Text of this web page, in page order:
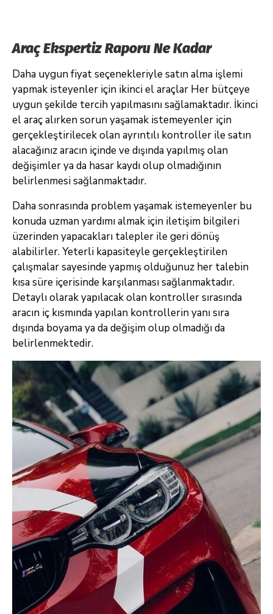
Araç Ekspertiz Raporu Ne Kadar
Daha uygun fiyat seçenekleriyle satın alma işlemi
yapmak isteyenler için ikinci el araçlar Her bütçeye
uygun şekilde tercih yapılmasını sağlamaktadır. İkinci
el araç alırken sorun yaşamak istemeyenler için
gerçekleştirilecek olan ayrıntılı kontroller ile satın
alacağınız aracın içinde ve dışında yapılmış olan
değişimler ya da hasar kaydı olup olmadığının
belirlenmesi sağlanmaktadır.
Daha sonrasında problem yaşamak istemeyenler bu
konuda uzman yardımı almak için iletişim bilgileri
üzerinden yapacakları talepler ile geri dönüş
alabilirler. Yeterli kapasiteyle gerçekleştirilen
çalışmalar sayesinde yapmış olduğunuz her talebin
kısa süre içerisinde karşılanması sağlanmaktadır.
Detaylı olarak yapılacak olan kontroller sırasında
aracın iç kısmında yapılan kontrollerin yanı sıra
dışında boyama ya da değişim olup olmadığı da
belirlenmektedir.